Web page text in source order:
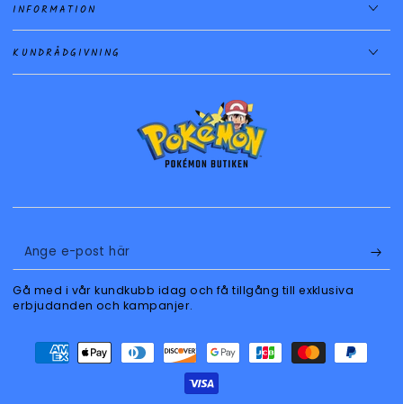
INFORMATION
KUNDRÅDGIVNING
Ange
e-
post
Gå med i vår kundkubb idag och få tillgång till exklusiva
erbjudanden och kampanjer.
Betalningsmetoder